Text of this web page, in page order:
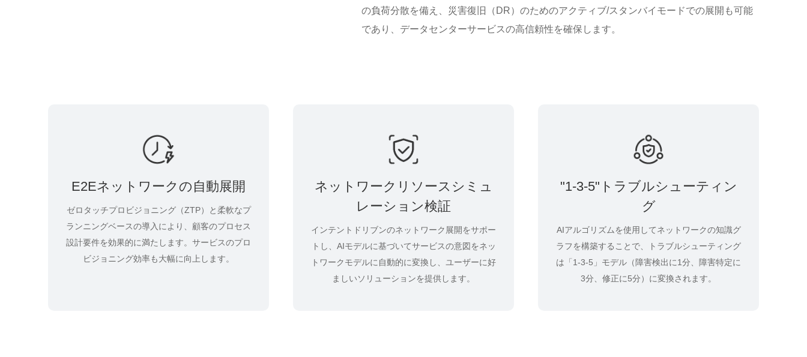
の負荷分散を備え、災害復旧（DR）のためのアクティブ/スタンバイモードでの展開も可能
であり、データセンターサービスの高信頼性を確保します。
E2Eネットワークの自動展開
ゼロタッチプロビジョニング（ZTP）と柔軟なプ
ランニングベースの導入により、顧客のプロセス
設計要件を効果的に満たします。サービスのプロ
ビジョニング効率も大幅に向上します。
ネットワークリソースシミュ
レーション検証
インテントドリブンのネットワーク展開をサポー
トし、AIモデルに基づいてサービスの意図をネッ
トワークモデルに自動的に変換し、ユーザーに好
ましいソリューションを提供します。
"1-3-5"トラブルシューティン
グ
AIアルゴリズムを使用してネットワークの知識グ
ラフを構築することで、トラブルシューティング
は「1-3-5」モデル（障害検出に1分、障害特定に
3分、修正に5分）に変換されます。